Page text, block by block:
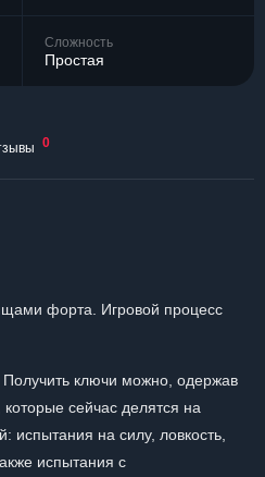
Сложность
Простая
0
форта. Игровой процесс
ключи можно, одержав
сейчас делятся на
испытания на силу, ловкость,
испытания с